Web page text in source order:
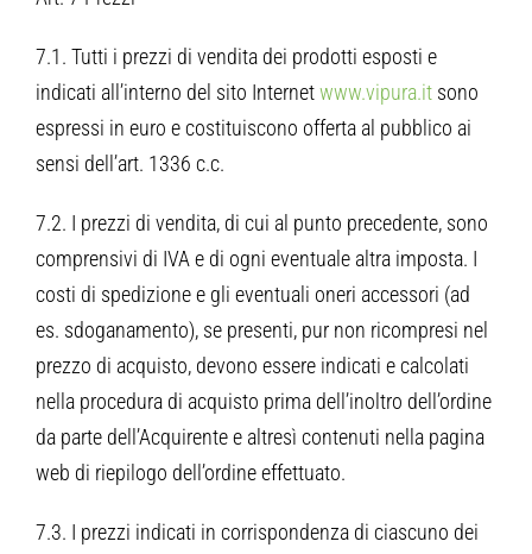
7.1. Tutti i prezzi di vendita dei prodotti esposti e
indicati all’interno del sito Internetwww.vipura.it sono
espressi in euro e costituiscono offerta al pubblico ai
sensi dell’art. 1336 c.c.
7.2. I prezzi di vendita, di cui al punto precedente, sono
comprensivi di IVA e di ogni eventuale altra imposta. I
costi di spedizione e gli eventuali oneri accessori (ad
es. sdoganamento), se presenti, pur non ricompresi nel
prezzo di acquisto, devono essere indicati e calcolati
nella procedura di acquisto prima dell’inoltro dell’ordine
da parte dell’Acquirente e altresì contenuti nella pagina
web di riepilogo dell’ordine effettuato.
7.3. I prezzi indicati in corrispondenza di ciascuno dei